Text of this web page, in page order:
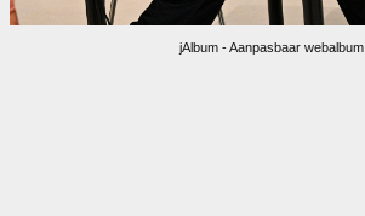
jAlbum - Aanpasbaar webalbum